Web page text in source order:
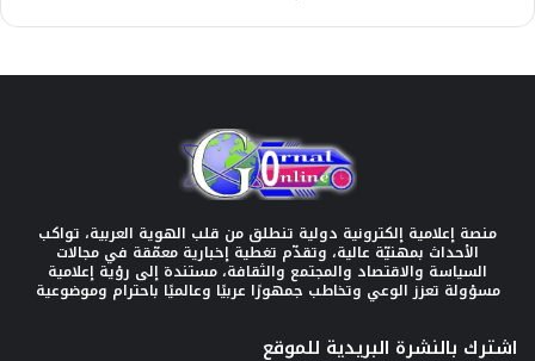
منصة إعلامية إلكترونية دولية تنطلق من قلب الهوية العربية، تواكب
الأحداث بمهنيّة عالية، وتقدّم تغطية إخبارية معمّقة في مجالات
السياسة والاقتصاد والمجتمع والثقافة، مستندة إلى رؤية إعلامية
مسؤولة تعزز الوعي وتخاطب جمهورًا عربيًا وعالميًا باحترام وموضوعية
اشترك بالنشرة البريدية للموقع